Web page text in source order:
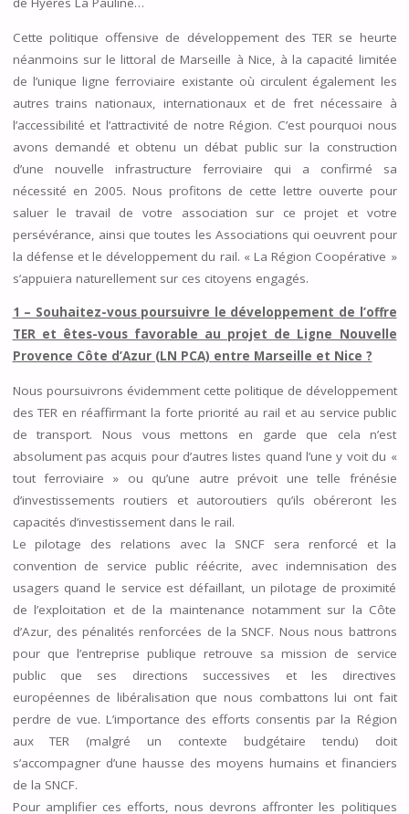
Cette politique offensive de développement des TER se heurte
néanmoins sur le littoral de Marseille à Nice, à la capacité limitée
de l’unique ligne ferroviaire existante où circulent également les
autres trains nationaux, internationaux et de fret nécessaire à
l’accessibilité et l’attractivité de notre Région. C’est pourquoi nous
avons demandé et obtenu un débat public sur la construction
d’une nouvelle infrastructure ferroviaire qui a confirmé sa
nécessité en 2005. Nous profitons de cette lettre ouverte pour
saluer le travail de votre association sur ce projet et votre
persévérance, ainsi que toutes les Associations qui oeuvrent pour
la défense et le développement du rail. « La Région Coopérative »
s’appuiera naturellement sur ces citoyens engagés.
1 – Souhaitez-vous poursuivre le développement de l’offre
TER et êtes-vous favorable au projet de Ligne Nouvelle
Provence Côte d’Azur (LN PCA) entre Marseille et Nice ?
Nous poursuivrons évidemment cette politique de développement
des TER en réaffirmant la forte priorité au rail et au service public
de transport. Nous vous mettons en garde que cela n’est
absolument pas acquis pour d’autres listes quand l’une y voit du «
tout ferroviaire » ou qu’une autre prévoit une telle frénésie
d’investissements routiers et autoroutiers qu’ils obéreront les
capacités d’investissement dans le rail.
Le pilotage des relations avec la SNCF sera renforcé et la
convention de service public réécrite, avec indemnisation des
usagers quand le service est défaillant, un pilotage de proximité
de l’exploitation et de la maintenance notamment sur la Côte
d’Azur, des pénalités renforcées de la SNCF. Nous nous battrons
pour que l’entreprise publique retrouve sa mission de service
public que ses directions successives et les directives
européennes de libéralisation que nous combattons lui ont fait
perdre de vue. L’importance des efforts consentis par la Région
aux TER (malgré un contexte budgétaire tendu) doit
s’accompagner d’une hausse des moyens humains et financiers
de la SNCF.
Pour amplifier ces efforts, nous devrons affronter les politiques